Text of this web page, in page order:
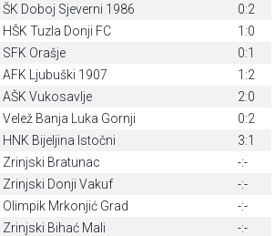
ŠK Doboj Sjeverni 1986
0:2
HŠK Tuzla Donji FC
1:0
SFK Orašje
0:1
AFK Ljubuški 1907
1:2
AŠK Vukosavlje
2:0
Velež Banja Luka Gornji
0:2
HNK Bijeljina Istočni
3:1
Zrinjski Bratunac
-:-
Zrinjski Donji Vakuf
-:-
Olimpik Mrkonjić Grad
-:-
Zrinjski Bihać Mali
-:-